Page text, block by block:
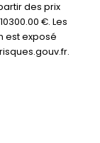
des prix
€. Les
est exposé